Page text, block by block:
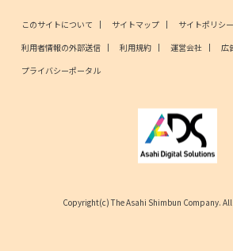
このサイトについて サイトマップ サイトポリシー
利用者情報の外部送信
利用規約 運営会社 広
プライバシーポータル
Copyright(c) The Asahi Shimbun Company. All